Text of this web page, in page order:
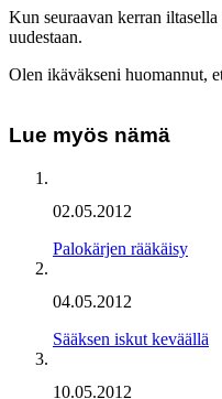
Kun seuraavan kerran
uudestaan.
Olen ikäväkseni huomannut,
Lue myös nämä
02.05.2012
Palokärjen rääkäisy
04.05.2012
Sääksen iskut keväällä
10.05.2012